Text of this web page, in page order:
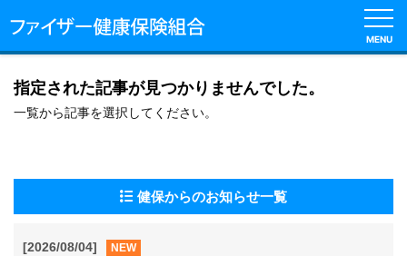
MENU
English
指定された記事が見つかりませんでした。
一覧から記事を選択してください。
健保からのお知らせ一覧
[2026/08/04] NEW